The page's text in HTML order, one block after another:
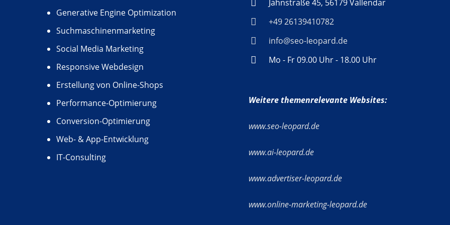
Generative Engine Optimization
Suchmaschinenmarketing
Social Media Marketing
Responsive Webdesign
Erstellung von Online-Shops
Performance-Optimierung
Conversion-Optimierung
Web- & App-Entwicklung
IT-Consulting
Jahnstraße 45, 56179 Vallendar
+49 26139410782
info@seo-leopard.de
Mo - Fr 09.00 Uhr - 18.00 Uhr
Weitere themenrelevante Websites:
www.seo-leopard.de
www.ai-leopard.de
www.advertiser-leopard.de
www.online-marketing-leopard.de